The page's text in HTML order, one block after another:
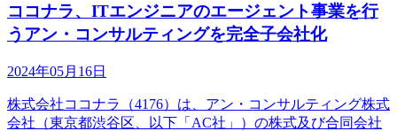
ココナラ、ITエンジニアのエージェント事業を行
うアン・コンサルティングを完全子会社化
2024年05月16日
株式会社ココナラ（4176）は、アン・コンサルティング株式
会社（東京都渋谷区、以下「AC社」）の株式及び合同会社